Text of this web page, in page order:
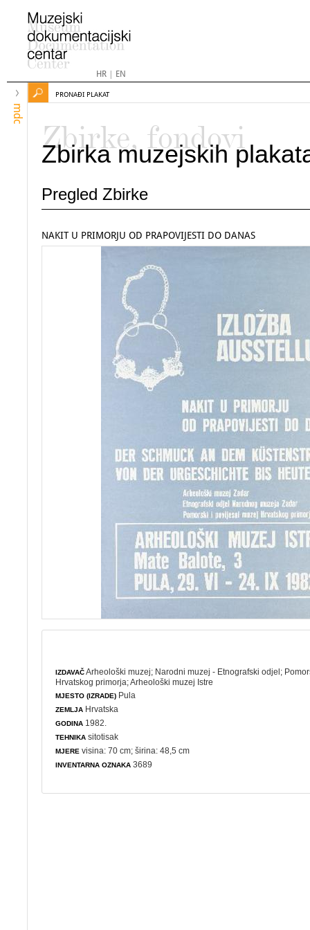
HR| EN
mdc
PRONAĐI PLAKAT
Zbirke, fondovi
Zbirka muzejskih
Pregled Zbirke
NAKIT U PRIMORJU OD PRAPOVIJESTI DO DANAS
IZDAVAČArheološki muzej; Narodni muzej - Etnografski odjel;
Hrvatskog primorja;Arheološki muzej Istre
MJESTO (IZRADE) Pula
ZEMLJA Hrvatska
GODINA 1982.
TEHNIKA sitotisak
MJERE visina: 70 cm; širina: 48,5 cm
INVENTARNA OZNAKA 3689